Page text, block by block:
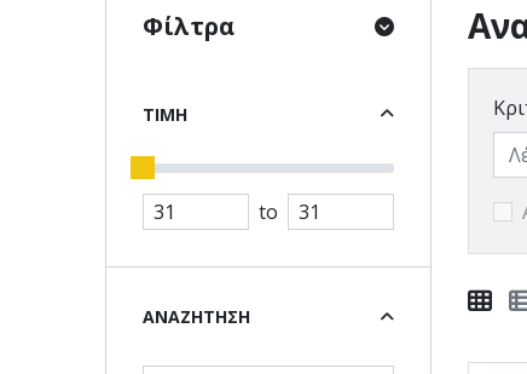
Φίλτρα
ΤΙΜΉ
to
ΑΝΑΖΉΤΗΣΗ